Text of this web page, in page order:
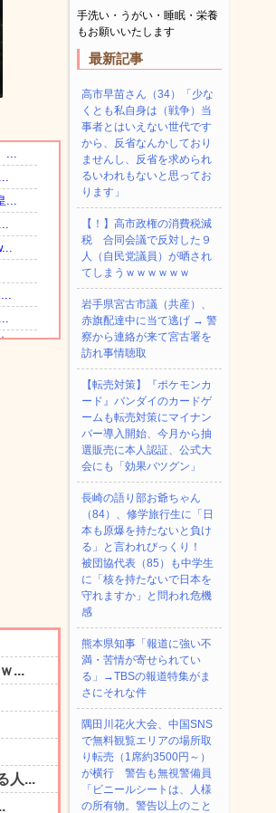
手洗い・うがい・睡眠・栄養
もお願いいたします
最新記事
高市早苗さん（34）「少な
くとも私自身は（戦争）当
事者とはいえない世代です
から、反省なんかしており
ませんし、反省を求められ
るいわれもないと思ってお
ります」
【！】高市政権の消費税減
税 合同会議で反対した９
人（自民党議員）が晒され
てしまうｗｗｗｗｗｗ
岩手県宮古市議（共産）、
赤旗配達中に当て逃げ → 警
察から連絡が来て宮古署を
訪れ事情聴取
【転売対策】『ポケモンカ
ード』バンダイのカードゲ
ームも転売対策にマイナン
バー導入開始、今月から抽
選販売に本人認証、公式大
会にも「効果バツグン」
長崎の語り部お爺ちゃん
（84）、修学旅行生に「日
本も原爆を持たないと負け
る」と言われびっくり！
被団協代表（85）も中学生
に「核を持たないで日本を
守れますか」と問われ危機
感
熊本県知事「報道に強い不
満・苦情が寄せられてい
る」→TBSの報道特集がま
さにそれな件
隅田川花火大会、中国SNS
で無料観覧エリアの場所取
り転売（1席約3500円～）
が横行 警告も無視警備員
「ビニールシートは、人様
の所有物。警告以上のこと